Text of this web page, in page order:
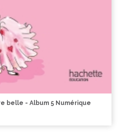
belle - Album 5 Numérique